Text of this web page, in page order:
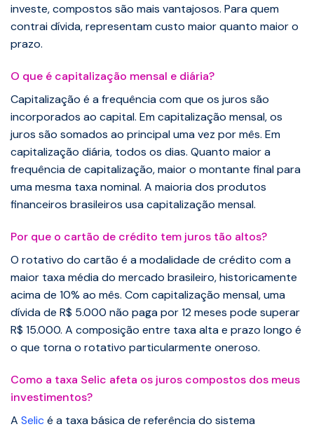
investe, compostos são mais vantajosos. Para quem
contrai dívida, representam custo maior quanto maior o
prazo.
O que é capitalização mensal e diária?
Capitalização é a frequência com que os juros são
incorporados ao capital. Em capitalização mensal, os
juros são somados ao principal uma vez por mês. Em
capitalização diária, todos os dias. Quanto maior a
frequência de capitalização, maior o montante final para
uma mesma taxa nominal. A maioria dos produtos
financeiros brasileiros usa capitalização mensal.
Por que o cartão de crédito tem juros tão altos?
O rotativo do cartão é a modalidade de crédito com a
maior taxa média do mercado brasileiro, historicamente
acima de 10% ao mês. Com capitalização mensal, uma
dívida de R$ 5.000 não paga por 12 meses pode superar
R$ 15.000. A composição entre taxa alta e prazo longo é
o que torna o rotativo particularmente oneroso.
Como a taxa Selic afeta os juros compostos dos meus
investimentos?
A Selicé a taxa básica de referência do sistema